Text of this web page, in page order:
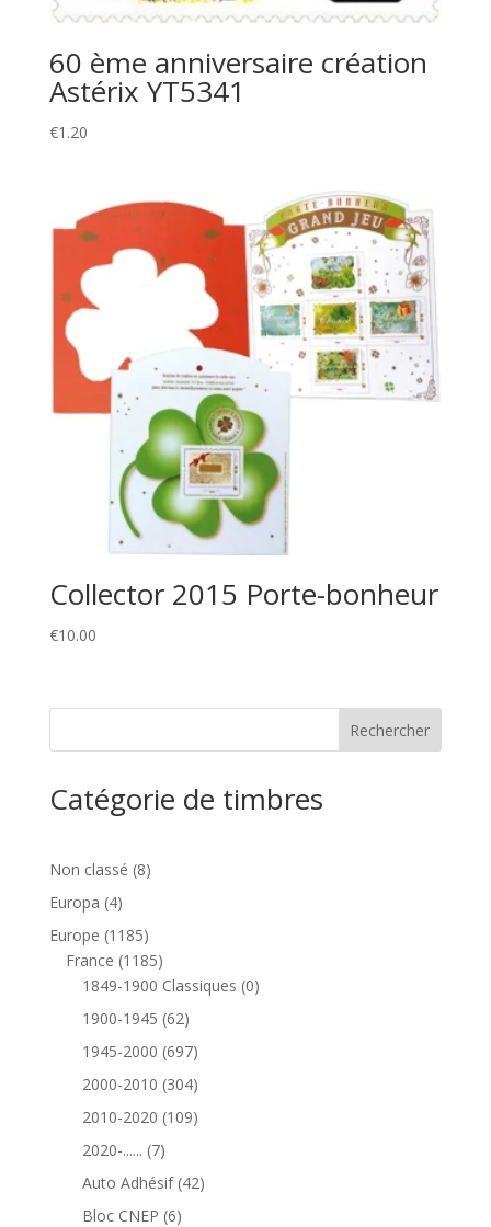
60 ème anniversaire création
Astérix YT5341
€1.20
Collector 2015 Porte-bonheur
€10.00
Catégorie de timbres
Non classé 88
Europa 44
produits
Europe 11851185
produits
France 11851185
produits
1849-1900 Classiques 00
1900-1945 6262
produits
1945-2000 697697
produits
2000-2010 304304
produits
2010-2020 109109
2020-...... 77
produits
Auto Adhésif 4242
Bloc CNEP 66